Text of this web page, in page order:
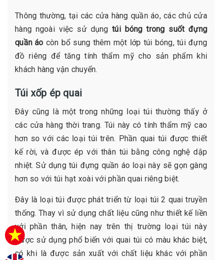
Thông thường, tại các cửa hàng quần áo, các chủ cửa
hàng ngoài việc sử dụng túi bóng trong suốt đựng
quần áo còn bổ sung thêm một lớp túi bóng, túi đựng
đồ riêng để tăng tính thẩm mỹ cho sản phẩm khi
khách hàng vận chuyển.
Túi xốp ép quai
Đây cũng là một trong những loại túi thường thấy ở
các cửa hàng thời trang. Túi này có tính thẩm mỹ cao
hơn so với các loại túi trên. Phần quai túi được thiết
kế rời, và được ép với thân túi bằng công nghệ dập
nhiệt. Sử dụng túi đựng quần áo loại này sẽ gọn gàng
hơn so với túi hạt xoài với phần quai riêng biệt.
Đây là loại túi được phát triển từ loại túi 2 quai truyền
thống. Thay vì sử dụng chất liệu cũng như thiết kế liền
với phần thân, hiện nay trên thị trường loại túi này
được sử dụng phổ biến với quai túi có màu khác biệt,
có khi là được sản xuất với chất liệu khác với phần